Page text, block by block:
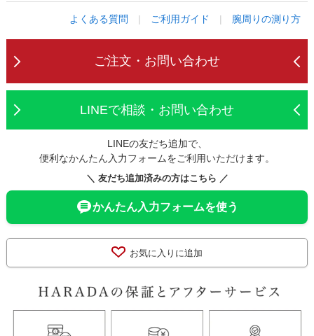
よくある質問 | ご利用ガイド | 腕周りの測り方
ご注文・お問い合わせ
LINEで相談・お問い合わせ
LINEの友だち追加で、
便利なかんたん入力フォームをご利用いただけます。
＼ 友だち追加済みの方はこちら ／
かんたん入力フォームを使う
お気に入りに追加